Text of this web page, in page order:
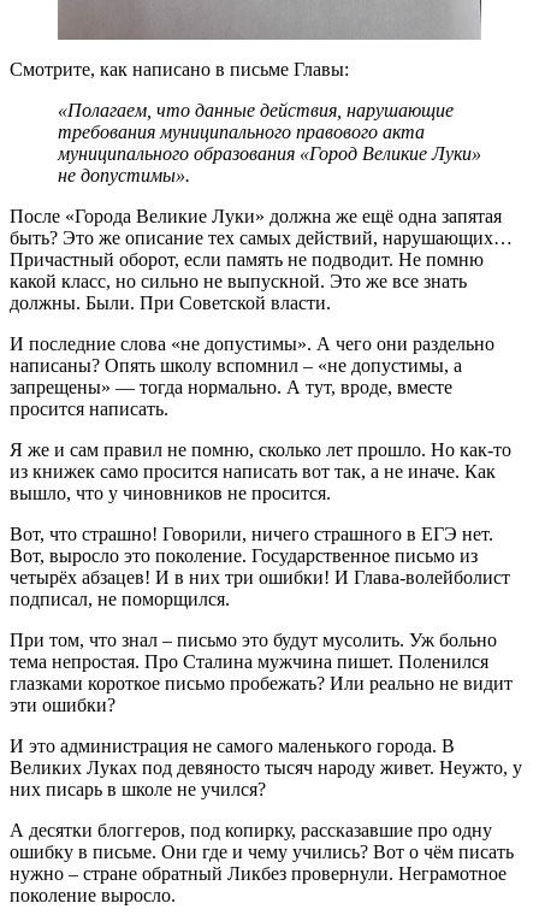
Смотрите, как написано в письме Главы:
«Полагаем, что данные действия, нарушающие
требования муниципального правового акта
муниципального образования «Город Великие Луки»
не допустимы».
После «Города Великие Луки» должна же ещё одна запятая
быть? Это же описание тех самых действий, нарушающих…
Причастный оборот, если память не подводит. Не помню
какой класс, но сильно не выпускной. Это же все знать
должны. Были. При Советской власти.
И последние слова «не допустимы». А чего они раздельно
написаны? Опять школу вспомнил – «не допустимы, а
запрещены» — тогда нормально. А тут, вроде, вместе
просится написать.
Я же и сам правил не помню, сколько лет прошло. Но как-то
из книжек само просится написать вот так, а не иначе. Как
вышло, что у чиновников не просится.
Вот, что страшно! Говорили, ничего страшного в ЕГЭ нет.
Вот, выросло это поколение. Государственное письмо из
четырёх абзацев! И в них три ошибки! И Глава-волейболист
подписал, не поморщился.
При том, что знал – письмо это будут мусолить. Уж больно
тема непростая. Про Сталина мужчина пишет. Поленился
глазками короткое письмо пробежать? Или реально не видит
эти ошибки?
И это администрация не самого маленького города. В
Великих Луках под девяносто тысяч народу живет. Неужто, у
них писарь в школе не учился?
А десятки блоггеров, под копирку, рассказавшие про одну
ошибку в письме. Они где и чему учились? Вот о чём писать
нужно – стране обратный Ликбез провернули. Неграмотное
поколение выросло.